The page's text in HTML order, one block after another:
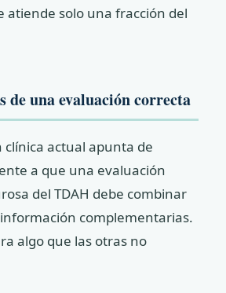
solo una fracción del
de una evaluación correcta
clínica actual apunta de
a que una evaluación
del TDAH debe combinar
complementarias.
algo que las otras no